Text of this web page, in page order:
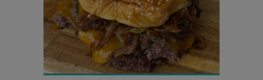
Temps de préparation : 20 min
Temps de cuisson : 5 à 10 min
Nombre de couverts : 4